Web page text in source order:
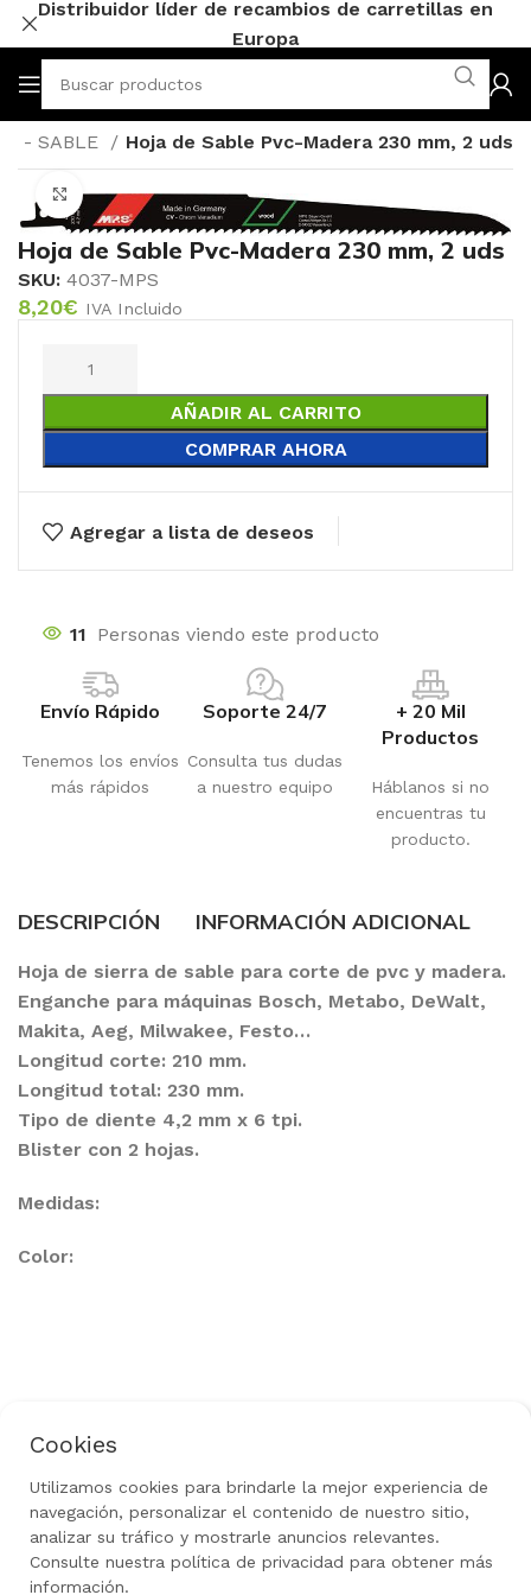
- SABLE Hoja de Sable Pvc-Madera 230 mm, 2 uds
Click to enlarge
Hoja de Sable Pvc-Madera 230 mm, 2 uds
SKU: 4037-MPS
8,20€ IVA Incluido
AÑADIR AL CARRITO
COMPRAR AHORA
Agregar a lista de deseos
11 Personas viendo este producto
Envío Rápido
Tenemos los envíos
más rápidos
Soporte 24/7
Consulta tus dudas
a nuestro equipo
+ 20 Mil
Productos
Háblanos si no
encuentras tu
producto.
DESCRIPCIÓN INFORMACIÓN ADICIONAL
Hoja de sierra de sable para corte de pvc y madera.
Enganche para máquinas Bosch, Metabo, DeWalt,
Makita, Aeg, Milwakee, Festo…
Longitud corte: 210 mm.
Longitud total: 230 mm.
Tipo de diente 4,2 mm x 6 tpi.
Blister con 2 hojas.
Medidas:
Color:
Política de Privacidad
Política de Devoluciones
Rediseñado porgow.tech|Todos los derechos
reservados 2024
Distribuidor líder de recambios de carretillas en
Europa
Cookies
Utilizamos cookies para brindarle la mejor experiencia de
navegación, personalizar el contenido de nuestro sitio,
analizar su tráfico y mostrarle anuncios relevantes.
Consulte nuestra política de privacidad para obtener más
información.